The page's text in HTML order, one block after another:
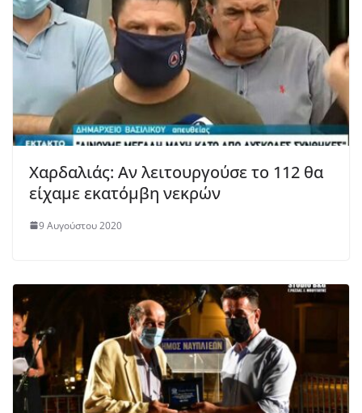
Χαρδαλιάς: Αν λειτουργούσε το 112 θα
είχαμε εκατόμβη νεκρών
9 Αυγούστου 2020